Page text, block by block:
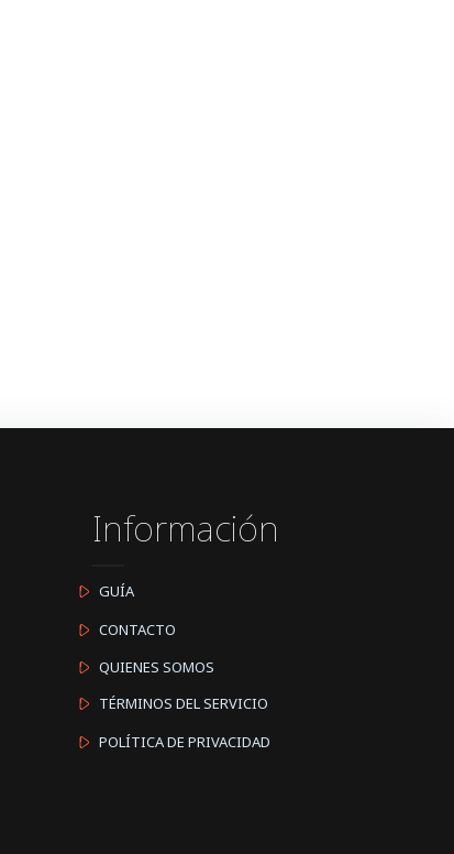
Información
GUÍA
CONTACTO
QUIENES SOMOS
TÉRMINOS DEL SERVICIO
POLÍTICA DE PRIVACIDAD